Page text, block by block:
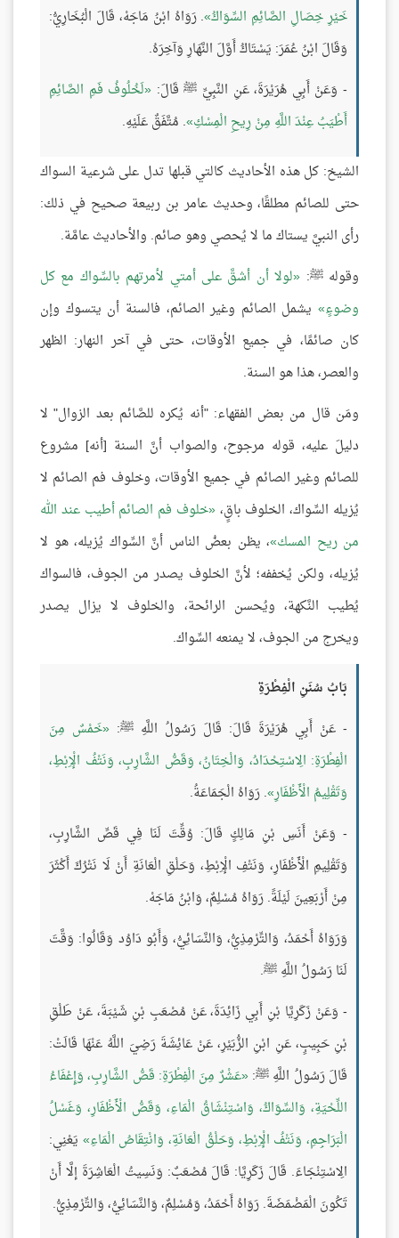
خَيْرِ خِصَالِ الصَّائِمِ السِّوَاكُ . رَوَاهُ ابْنُ مَاجَهْ، قَالَ الْبُخَارِيُّ:
وَقَالَ ابْنُ عُمَرَ: يَسْتَاكُ أَوَّلَ النَّهَارِ وَآخِرَهُ.
- وَعَنْ أَبِي هُرَيْرَةَ، عَنِ النَّبِيِّ ﷺ قَالَ: لَخُلُوفُ فَمِ الصَّائِمِ
أَطْيَبُ عِنْدَ اللَّهِ مِنْ رِيحِ الْمِسْكِ . مُتَّفَقٌ عَلَيْهِ.
الشيخ: كل هذه الأحاديث كالتي قبلها تدل على شرعية السواك
حتى للصائم مطلقًا، وحديث عامر بن ربيعة صحيح في ذلك:
رأى النبيَّ يستاك ما لا يُحصي وهو صائم. والأحاديث عامَّة.
وقوله ﷺ: لولا أن أشقَّ على أمتي لأمرتهم بالسِّواك مع كل
وضوءٍ
يشمل الصائم وغير الصائم، فالسنة أن يتسوك وإن
كان صائمًا، في جميع الأوقات، حتى في آخر النهار: الظهر
والعصر، هذا هو السنة.
ومَن قال من بعض الفقهاء: "أنه يُكره للصَّائم بعد الزوال" لا
دليلَ عليه، قوله مرجوح، والصواب أنَّ السنة [أنه] مشروع
للصائم وغير الصائم في جميع الأوقات، وخلوف فم الصائم لا
يُزيله السِّواك، الخلوف باقٍ، خلوف فم الصائم أطيب عند الله
من ريح المسك ، يظن بعضُ الناس أنَّ السِّواك يُزيله، هو لا
يُزيله، ولكن يُخففه؛ لأنَّ الخلوف يصدر من الجوف، فالسواك
يُطيب النَّكهة، ويُحسن الرائحة، والخلوف لا يزال يصدر
ويخرج من الجوف، لا يمنعه السِّواك.
بَابُ سُنَنِ الْفِطْرَةِ
- عَنْ أَبِي هُرَيْرَةَ قَالَ: قَالَ رَسُولُ اللَّهِ ﷺ:
خَمْسٌ مِنَ
الْفِطْرَةِ: الِاسْتِحْدَادُ، وَالْخِتَانُ، وَقَصُّ الشَّارِبِ، وَنَتْفُ الْإِبْطِ،
وَتَقْلِيمُ الْأَظْفَارِ . رَوَاهُ الْجَمَاعَةُ.
- وَعَنْ أَنَسِ بْنِ مَالِكٍ قَالَ: وُقِّتَ لَنَا فِي قَصِّ الشَّارِبِ،
وَتَقْلِيمِ الْأَظْفَارِ، وَنَتْفِ الْإِبْطِ، وَحَلْقِ الْعَانَةِ أَنْ لَا نَتْرُكَ أَكْثَرَ
مِنْ أَرْبَعِينَ لَيْلَةً. رَوَاهُ مُسْلِمٌ، وَابْنُ مَاجَهْ.
وَرَوَاهُ أَحْمَدُ، وَالتِّرْمِذِيُّ، وَالنَّسَائِيُّ، وَأَبُو دَاوُد وَقَالُوا: وَقَّتَ
لَنَا رَسُولُ اللَّهِ ﷺ.
- وَعَنْ زَكَرِيَّا بْنِ أَبِي زَائِدَةَ، عَنْ مُصْعَبِ بْنِ شَيْبَةَ، عَنْ طَلْقِ
بْنِ حَبِيبٍ، عَنِ ابْنِ الزُّبَيْرِ، عَنْ عَائِشَةَ رَضِيَ اللَّهُ عَنْهَا قَالَتْ:
قَالَ رَسُولُ اللَّهِ ﷺ: عَشْرٌ مِنَ الْفِطْرَةِ: قَصُّ الشَّارِبِ، وَإِعْفَاءُ
اللِّحْيَةِ، وَالسِّوَاكُ، وَاسْتِنْشَاقُ الْمَاءِ، وَقَصُّ الْأَظْفَارِ، وَغَسْلُ
الْبَرَاجِمِ، وَنَتْفُ الْإِبْطِ، وَحَلْقُ الْعَانَةِ، وَانْتِقَاصُ الْمَاءِ يَعْنِي:
الِاسْتِنْجَاءَ. قَالَ زَكَرِيَّا: قَالَ مُصْعَبٌ: وَنَسِيتُ الْعَاشِرَةَ إلَّا أَنْ
تَكُونَ الْمَضْمَضَةَ. رَوَاهُ أَحْمَدُ، وَمُسْلِمٌ، وَالنَّسَائِيُّ، وَالتِّرْمِذِيُّ.